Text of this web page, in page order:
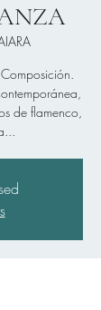
de flamenco,